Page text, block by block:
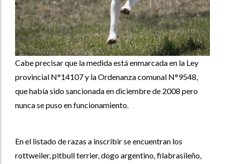
Cabe precisar que la medida está enmarcada en la Ley
provincial N°14107 y la Ordenanza comunal N°9548,
que había sido sancionada en diciembre de 2008 pero
nunca se puso en funcionamiento.
En el listado de razas a inscribir se encuentran los
rottweiler, pitbull terrier, dogo argentino, filabrasileño,